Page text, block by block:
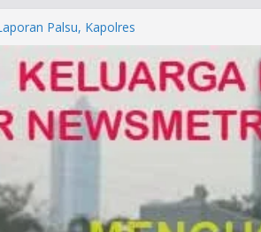
ke Mabes Polri
Palsu, Kapolres
PUNGLI SIM
Alam di Jawa Barat yang
KUHAP Baru 2026, Tegaskan
Dipidana
DENPASAR DAN
POLDA BALI DIDUGA